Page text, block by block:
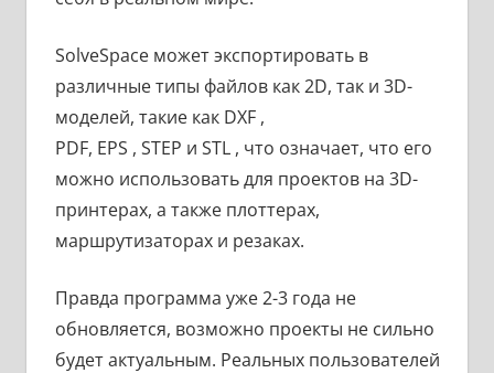
SolveSpace может экспортировать в
различные типы файлов как 2D, так и 3D-
моделей, такие как DXF ,
PDF, EPS , STEP и STL , что означает, что его
можно использовать для проектов на 3D-
принтерах, а также плоттерах,
маршрутизаторах и резаках.
Правда программа уже 2-3 года не
обновляется, возможно проекты не сильно
будет актуальным. Реальных пользователей